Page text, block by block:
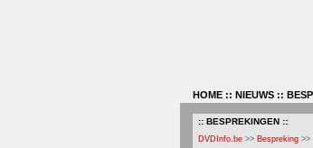
HOME :: NIEUWS ::
:: BESPREKINGEN ::
DVDInfo.be >> Bespreking >>